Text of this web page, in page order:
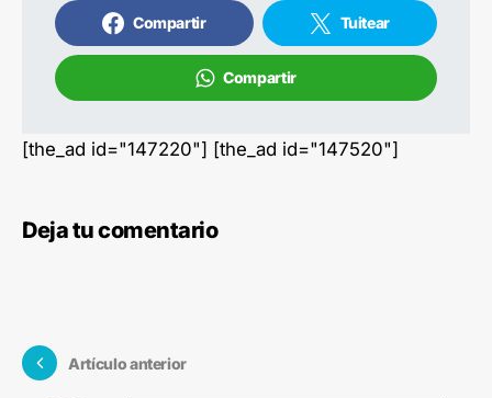
Compartir Tuitear
Compartir
[the_ad id="147220"] [the_ad id="147520"]
Deja tu comentario
Artículo anterior